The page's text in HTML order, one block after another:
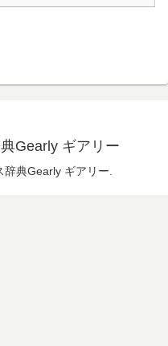
Gearly ギアリー
典Gearly ギアリー.